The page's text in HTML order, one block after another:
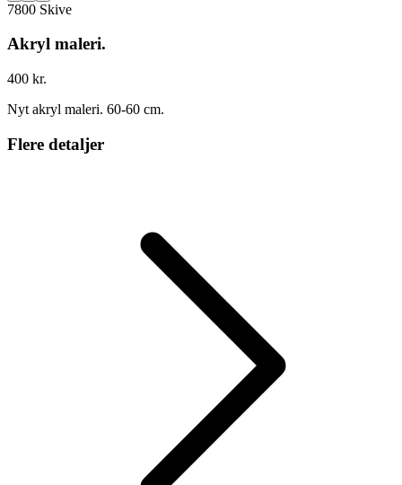
7800 Skive
Akryl maleri.
400 kr.
Nyt akryl maleri. 60-60 cm.
Flere detaljer